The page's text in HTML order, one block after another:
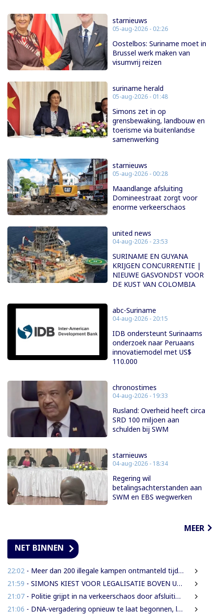
starnieuws
05-aug-2026 - 02:26
Oostelbos: Suriname moet in
Brussel werk maken van
visumvrij reizen
suriname herald
05-aug-2026 - 01:48
Simons zet in op
grensbewaking, landbouw en
toerisme via buitenlandse
samenwerking
starnieuws
05-aug-2026 - 00:28
Maandlange afsluiting
Domineestraat zorgt voor
enorme verkeerschaos
united news
04-aug-2026 - 23:53
SURINAME EN GUYANA
KRIJGEN CONCURRENTIE |
NIEUWE GASVONDST VOOR
DE KUST VAN COLOMBIA
abc-Suriname
04-aug-2026 - 20:15
IDB ondersteunt Surinaams
onderzoek naar Peruaans
innovatiemodel met US$
110.000
chronostimes
04-aug-2026 - 19:33
Rusland: Overheid heeft circa
SRD 100 miljoen aan
schulden bij SWM
starnieuws
04-aug-2026 - 18:34
Regering wil
betalingsachterstanden aan
SWM en EBS wegwerken
MEER
NET BINNEN
22:02 - Meer dan 200 illegale kampen ontmanteld tijdens operatie bij Moeroekreek
21:59 - SIMONS KIEST VOOR LEGALISATIE BOVEN UITZETTING VAN LANGDURIG VERBLIJVENDE VREEMDELINGEN
21:07 - Politie grijpt in na verkeerschaos door afsluiting Domineestraat
21:06 - DNA-vergadering opnieuw te laat begonnen, leden eisen aanpak laatkomers